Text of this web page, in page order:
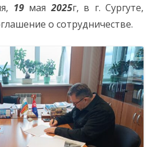
19мая2025г, в г. Сургуте,
о сотрудничестве.